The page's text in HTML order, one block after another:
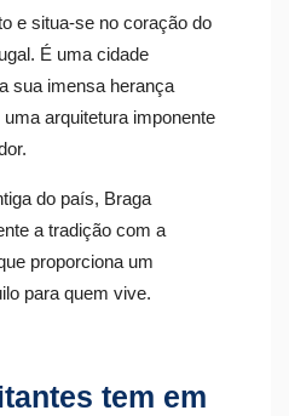
e situa-se no coração do
É uma cidade
sua imensa herança
arquitetura imponente
do país, Braga
a tradição com a
proporciona um
para quem vive.
tem em